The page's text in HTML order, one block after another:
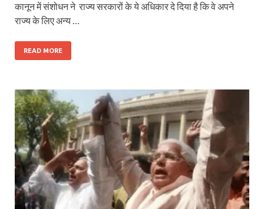
कानून में संशोधन ने राज्य सरकारों के ये अधिकार दे दिया है कि वे अपने
राज्य के लिए अन्य …
READ MORE